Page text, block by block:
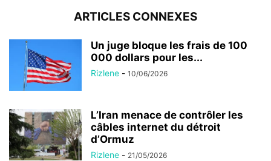
ARTICLES CONNEXES
Un juge bloque les frais de 100
000 dollars pour les...
Rizlene - 10/06/2026
L’Iran menace de contrôler les
câbles internet du détroit
d’Ormuz
Rizlene - 21/05/2026